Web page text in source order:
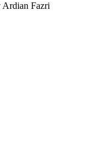
Ardian Fazri